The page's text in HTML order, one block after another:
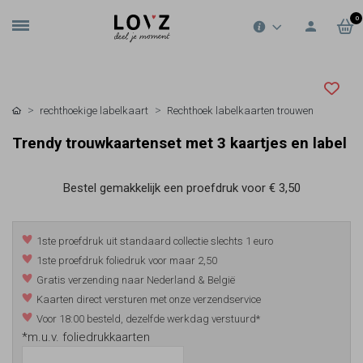
0
rechthoekige labelkaart Rechthoek labelkaarten trouwen
Trendy trouwkaartenset met 3 kaartjes en label
Bestel gemakkelijk een proefdruk voor € 3,50
1ste proefdruk uit standaard collectie slechts 1 euro
1ste proefdruk foliedruk voor maar 2,50
Gratis verzending naar Nederland & België
Kaarten direct versturen met onze verzendservice
Voor 18:00 besteld, dezelfde werkdag verstuurd*
*m.u.v. foliedrukkaarten